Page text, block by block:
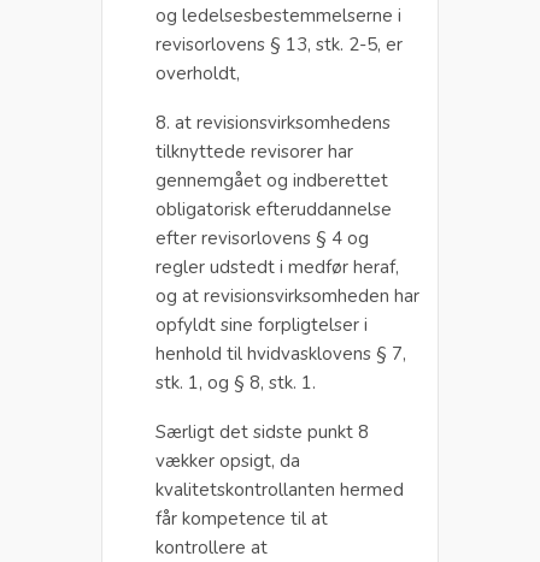
og ledelsesbestemmelserne i
revisorlovens § 13, stk. 2-5, er
overholdt,
8. at revisionsvirksomhedens
tilknyttede revisorer har
gennemgået og indberettet
obligatorisk efteruddannelse
efter revisorlovens § 4 og
regler udstedt i medfør heraf,
og at revisionsvirksomheden har
opfyldt sine forpligtelser i
henhold til hvidvasklovens § 7,
stk. 1, og § 8, stk. 1.
Særligt det sidste punkt 8
vækker opsigt, da
kvalitetskontrollanten hermed
får kompetence til at
kontrollere at